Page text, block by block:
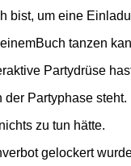
bist, um eine
tanzen
Partydrüse
Partyphase steht.
zu tun hätte.
gelockert